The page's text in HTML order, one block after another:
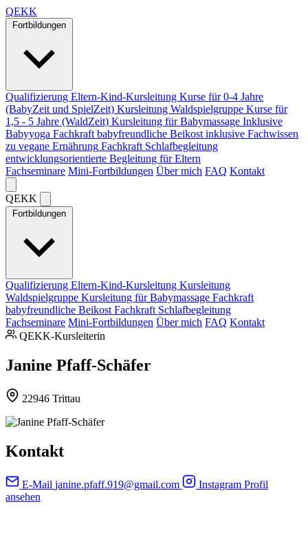
QEKK
Fortbildungen
Qualifizierung Eltern-Kind-Kursleitung Kurse für 0-4 Jahre
(BabyZeit und SpielZeit) Kursleitung Waldspielgruppe Kurse für
1,5 - 5 Jahre (WaldZeit) Kursleitung für Babymassage Inklusive
Babyyoga Fachkraft babyfreundliche Beikost inklusive Fachwissen
zu vegane Ernährung Fachkraft Schlafbegleitung
entwicklungsorientierte Begleitung für Eltern
Fachseminare Mini-Fortbildungen Über mich FAQ Kontakt
QEKK
Fortbildungen
Qualifizierung Eltern-Kind-Kursleitung Kursleitung
Waldspielgruppe Kursleitung für Babymassage Fachkraft
babyfreundliche Beikost Fachkraft Schlafbegleitung
Fachseminare Mini-Fortbildungen Über mich FAQ Kontakt
QEKK-Kursleiterin
Janine Pfaff-Schäfer
22946 Trittau
Kontakt
E-Mail janine.pfaff.919@gmail.com Instagram Profil
ansehen